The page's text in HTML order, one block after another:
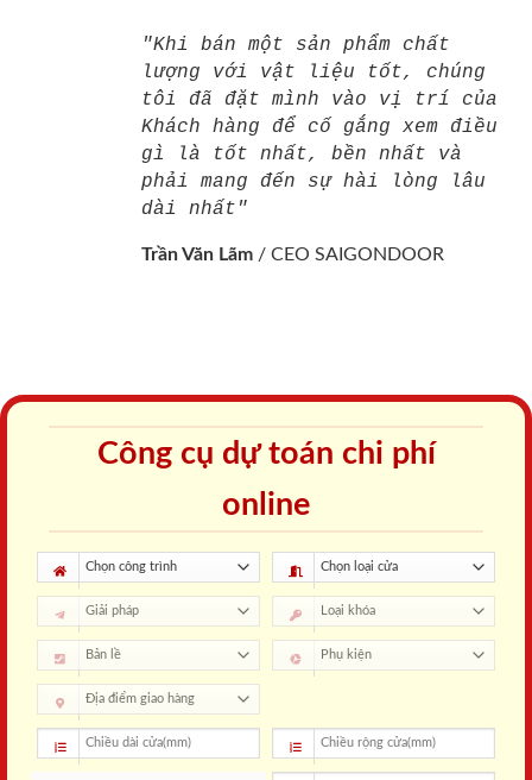
"Khi bán một sản phẩm chất
lượng với vật liệu tốt, chúng
tôi đã đặt mình vào vị trí của
Khách hàng để cố gắng xem điều
gì là tốt nhất, bền nhất và
phải mang đến sự hài lòng lâu
dài nhất"
Trần Văn Lãm / CEO SAIGONDOOR
Công cụ dự toán chi phí
online